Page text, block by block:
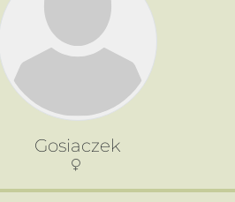
Gosiaczek